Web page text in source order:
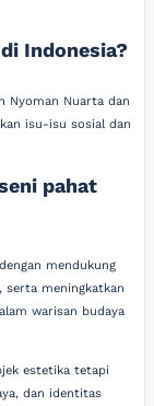
Indonesia?
Nyoman Nuarta dan
isu-isu sosial dan
pahat
mendukung
serta meningkatkan
warisan budaya
estetika tetapi
dan identitas